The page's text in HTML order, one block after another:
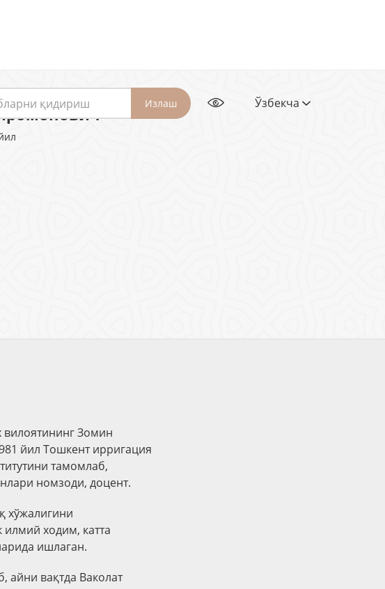
Излаш Ўзбекча
Зомин
йил Тошкент ирригация
тамомлаб,
номзоди, доцент.
хўжалигини
ходим, катта
ишлаган.
айни вақтда Ваколат